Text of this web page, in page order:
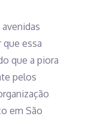
essa
que a piora
pelos
em São